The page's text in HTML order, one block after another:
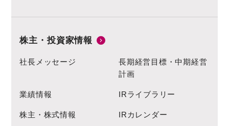
株主・投資家情報
社長メッセージ
長期経営目標・中期経営
計画
業績情報 IRライブラリー
株主・株式情報 IRカレンダー